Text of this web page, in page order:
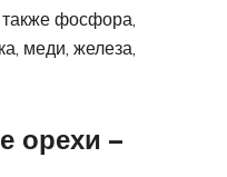
также фосфора,
меди, железа,
орехи –